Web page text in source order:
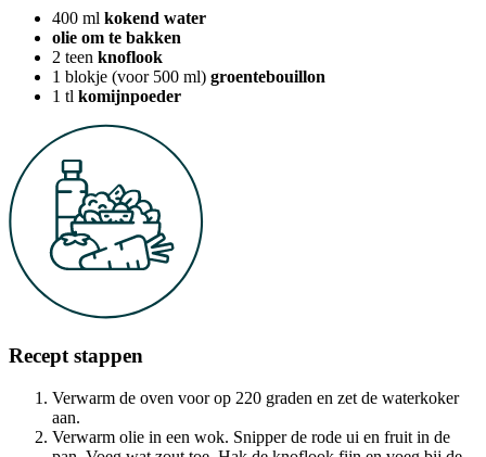
400 ml kokend water
olie om te bakken
2 teen knoflook
1 blokje (voor 500 ml) groentebouillon
1 tl komijnpoeder
Recept stappen
Verwarm de oven voor op 220 graden en zet de waterkoker
aan.
Verwarm olie in een wok. Snipper de rode ui en fruit in de